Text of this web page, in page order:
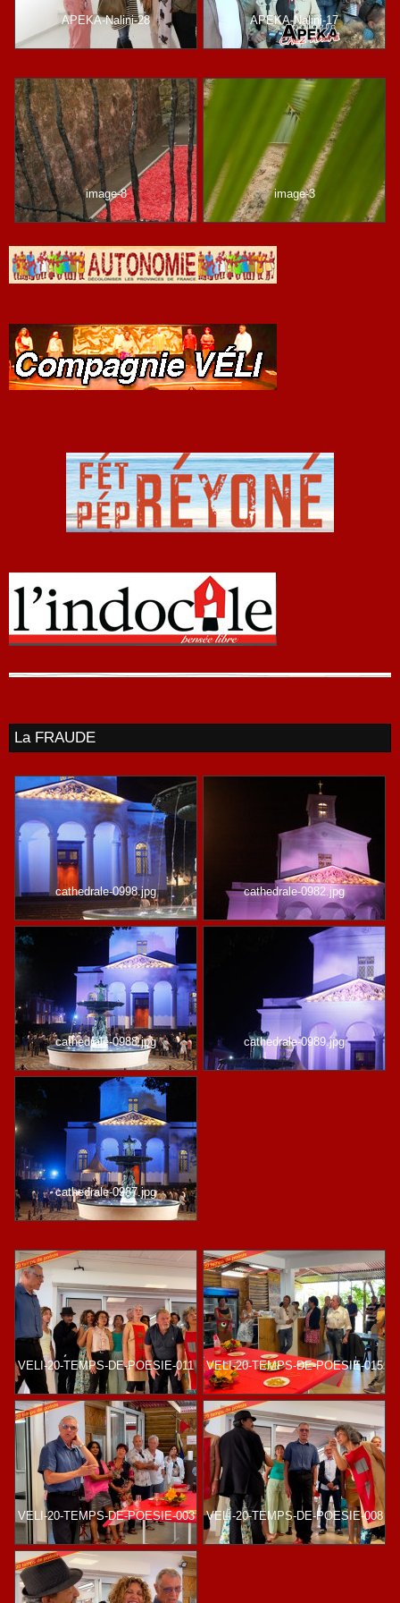
APEKA-Nalini-28 APEKA-Nalini-17
image-8 image-3
La FRAUDE
cathedrale-0998.jpg cathedrale-0982.jpg
cathedrale-0988.jpg cathedrale-0989.jpg
cathedrale-0987.jpg
VELI-20-TEMPS-DE-POESIE-011 VELI-20-TEMPS-DE-POESIE-015
VELI-20-TEMPS-DE-POESIE-003 VELI-20-TEMPS-DE-POESIE-008